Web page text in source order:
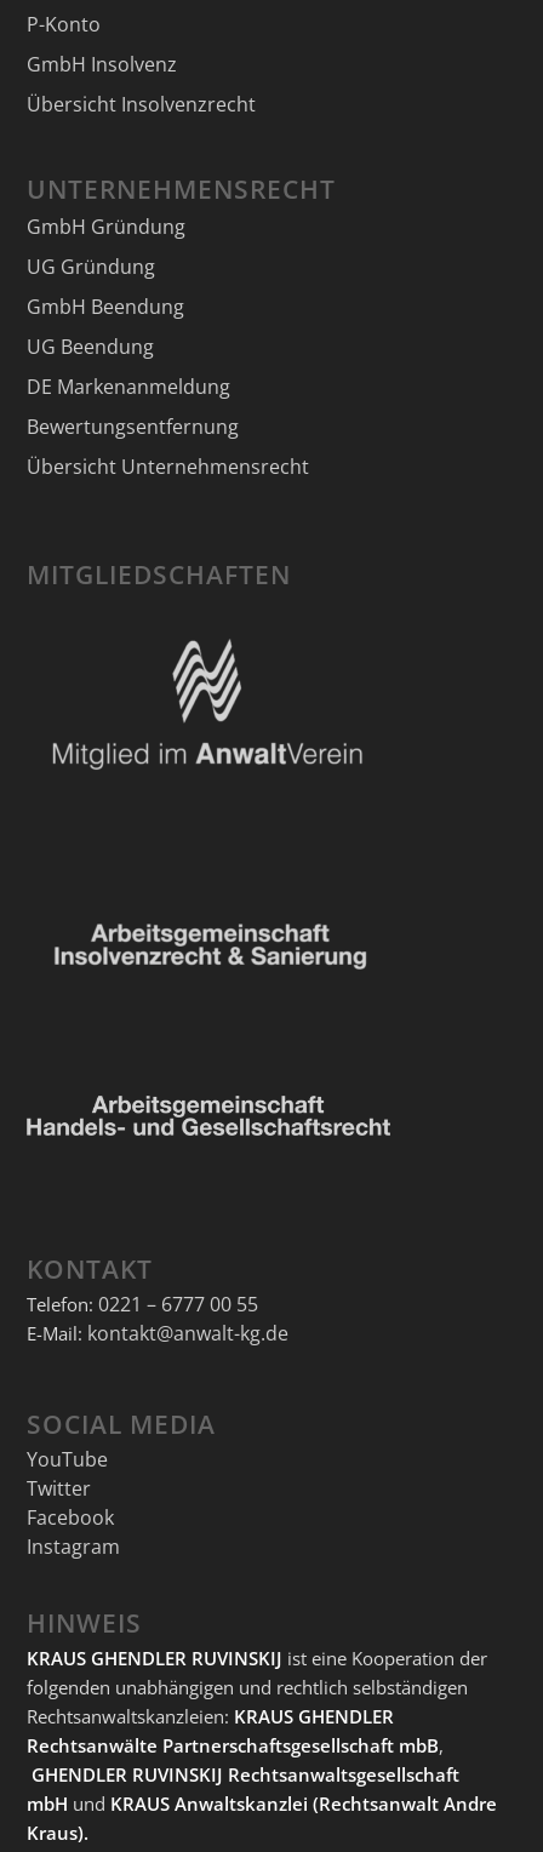
P-Konto
GmbH Insolvenz
Übersicht Insolvenzrecht
UNTERNEHMENSRECHT
GmbH Gründung
UG Gründung
GmbH Beendung
UG Beendung
DE Markenanmeldung
Bewertungsentfernung
Übersicht Unternehmensrecht
MITGLIEDSCHAFTEN
KONTAKT
Telefon: 0221 – 6777 00 55
E-Mail: kontakt@anwalt-kg.de
SOCIAL MEDIA
YouTube
Twitter
Facebook
Instagram
HINWEIS
KRAUS GHENDLER RUVINSKIJ ist eine Kooperation der
folgenden unabhängigen und rechtlich selbständigen
Rechtsanwaltskanzleien: KRAUS GHENDLER
Rechtsanwälte Partnerschaftsgesellschaft mbB,
GHENDLER RUVINSKIJ Rechtsanwaltsgesellschaft
mbH und KRAUS Anwaltskanzlei (Rechtsanwalt Andre
Kraus).